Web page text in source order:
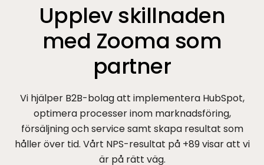
Upplev skillnaden
med Zooma som
partner
Vi hjälper B2B-bolag att implementera HubSpot,
optimera processer inom marknadsföring,
försäljning och service samt skapa resultat som
håller över tid. Vårt NPS-resultat på +89 visar att vi
är på rätt väg.